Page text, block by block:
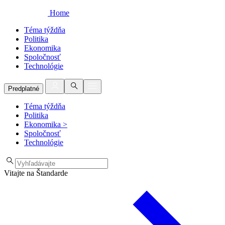
Home
Téma týždňa
Politika
Ekonomika
Spoločnosť
Technológie
Predplatné
Téma týždňa
Politika
Ekonomika >
Spoločnosť
Technológie
Vitajte na Štandarde